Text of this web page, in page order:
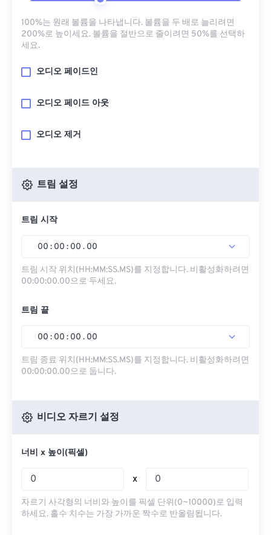
100%는 원래 볼륨을 나타냅니다. 볼륨을 두 배로 늘리려면
200%로 높이세요. 볼륨을 절반으로 줄이려면 50%를 선택하
세요.
오디오 페이드인
오디오 페이드 아웃
오디오 제거
트림 설정
트림 시작
00 : 00 : 00 . 00
트림 시작 위치(HH:MM:SS.MS)를 지정합니다. 비활성화하려면
00:00:00.00으로 두세요.
트림 끝
00 : 00 : 00 . 00
트림 종료 위치(HH:MM:SS.MS)를 지정합니다. 비활성화하려면
00:00:00.00으로 둡니다.
비디오 자르기 설정
너비 x 높이(픽셀)
x
자르기 사각형의 너비와 높이를 픽셀 단위(0~10000)로 입력
하세요. 홀수 치수는 가장 가까운 짝수로 반올림됩니다.